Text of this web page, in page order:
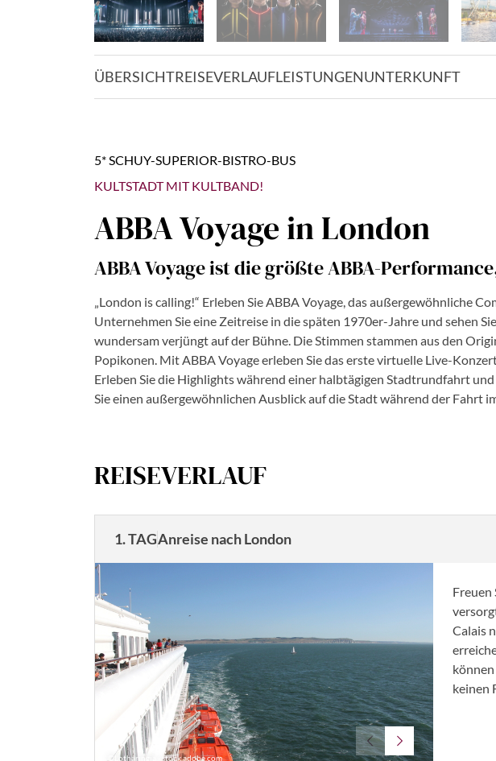
ÜBERSICHTREISEVERLAUFLEISTUNGENUNTERKUNFT
5* SCHUY-SUPERIOR-BISTRO-BUS
KULTSTADT MIT KULTBAND!
ABBA Voyage in London
ABBA Voyage ist die größte ABBA-
„London is calling!“ Erleben Sie ABBA Voyage, das außergewöhnliche
Unternehmen Sie eine Zeitreise in die späten 1970er-Jahre und sehen
wundersam verjüngt auf der Bühne. Die Stimmen stammen aus den
Popikonen. Mit ABBA Voyage erleben Sie das erste virtuelle Live-
Erleben Sie die Highlights während einer halbtägigen Stadtrundfahrt
Sie einen außergewöhnlichen Ausblick auf die Stadt während der Fahrt
REISEVERLAUF
1. TAGAnreise nach London
©Lotharingia - stock.adobe.com
Freuen
Calais
keinen